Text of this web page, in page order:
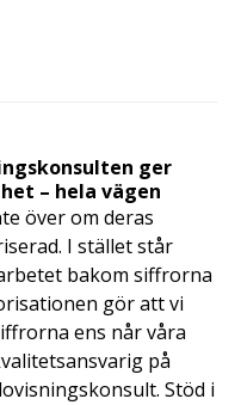
ger
– hela vägen
över om deras
I stället står
bakom siffrorna
gör att vi
ens når våra
på
Stöd i